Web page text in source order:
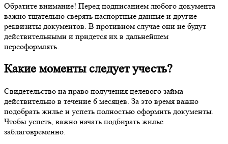
Обратите внимание! Перед подписанием любого документа
важно тщательно сверять паспортные данные и другие
реквизиты документов. В противном случае они не будут
действительными и придется их в дальнейшем
переоформлять.
Какие моменты следует учесть?
Свидетельство на право получения целевого займа
действительно в течение 6 месяцев. За это время важно
подобрать жилье и успеть полностью оформить документы.
Чтобы успеть, важно начать подбирать жилье
заблаговременно.